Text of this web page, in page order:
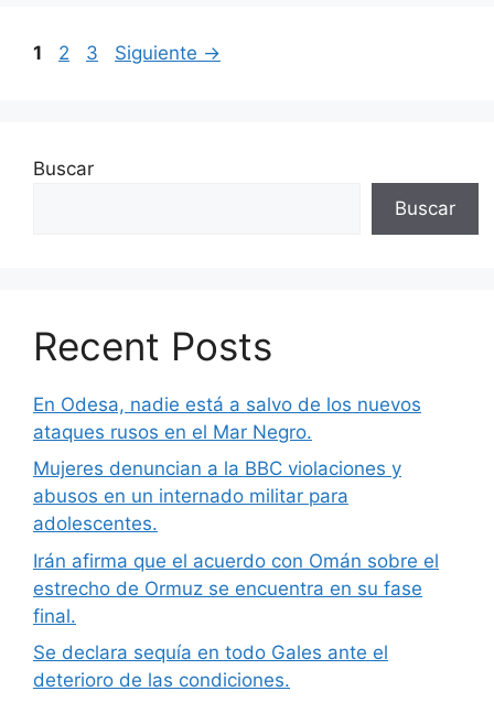
Página
1 Página
2 Página
3 Siguiente →
Buscar
Buscar
Recent Posts
En Odesa, nadie está a salvo de los nuevos
ataques rusos en el Mar Negro.
Mujeres denuncian a la BBC violaciones y
abusos en un internado militar para
adolescentes.
Irán afirma que el acuerdo con Omán sobre el
estrecho de Ormuz se encuentra en su fase
final.
Se declara sequía en todo Gales ante el
deterioro de las condiciones.